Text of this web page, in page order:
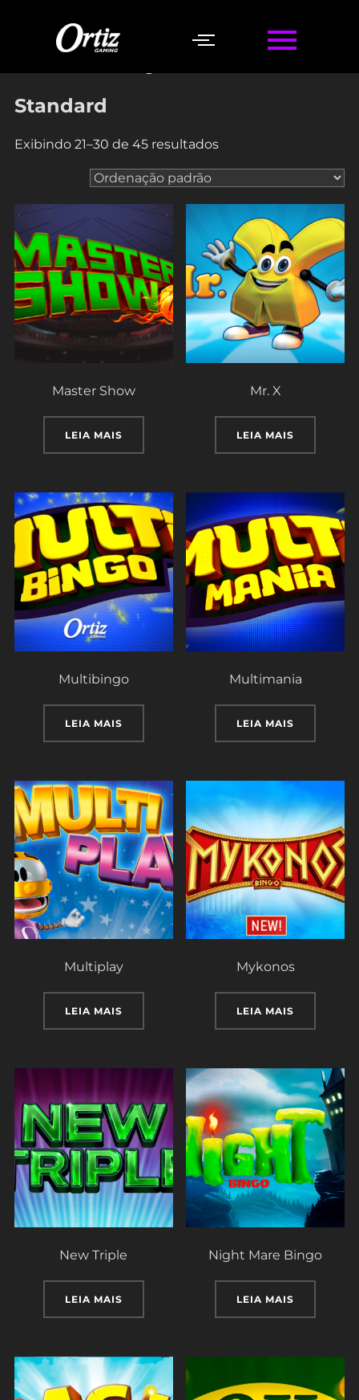
Standard
Exibindo 21–30 de 45 resultados
Master Show
LEIA MAIS
Mr. X
LEIA MAIS
Multibingo
LEIA MAIS
Multimania
LEIA MAIS
Multiplay
LEIA MAIS
Mykonos
LEIA MAIS
New Triple
LEIA MAIS
Night Mare Bingo
LEIA MAIS